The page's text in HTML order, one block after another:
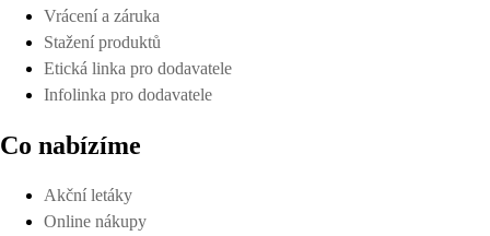
Vrácení a záruka
Stažení produktů
Etická linka pro dodavatele
Infolinka pro dodavatele
Co nabízíme
Akční letáky
Online nákupy